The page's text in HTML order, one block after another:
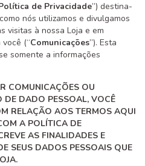
de Privacidade”) destina-
nós utilizamos e divulgamos
visitas à nossa Loja e em
(“Comunicações”). Esta
somente a informações
COMUNICAÇÕES OU
DE DADO PESSOAL, VOCÊ
RELAÇÃO AOS TERMOS AQUI
A POLÍTICA DE
AS FINALIDADES E
SEUS DADOS PESSOAIS QUE